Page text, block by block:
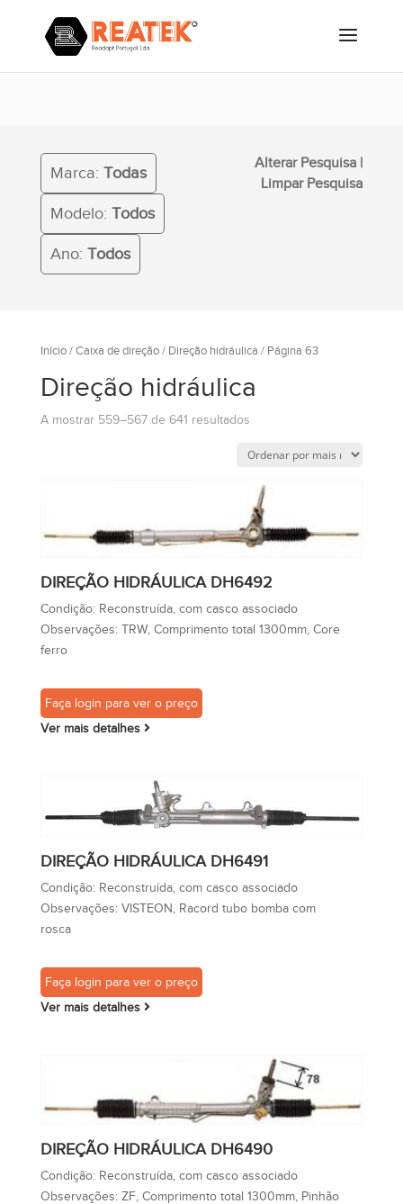
Marca: Todas
Modelo: Todos
Ano: Todos
Alterar Pesquisa |
Limpar Pesquisa
Início/ Caixa de direção/ Direção hidráulica / Página 63
Direção hidráulica
A mostrar 559–567 de 641 resultados
DIREÇÃO HIDRÁULICA DH6492
Condição: Reconstruída, com casco associado
Observações: TRW, Comprimento total 1300mm, Core
ferro
Faça login para ver o preço
Ver mais detalhes
DIREÇÃO HIDRÁULICA DH6491
Condição: Reconstruída, com casco associado
Observações: VISTEON, Racord tubo bomba com
rosca
Faça login para ver o preço
Ver mais detalhes
DIREÇÃO HIDRÁULICA DH6490
Condição: Reconstruída, com casco associado
Observações: ZF, Comprimento total 1300mm, Pinhão